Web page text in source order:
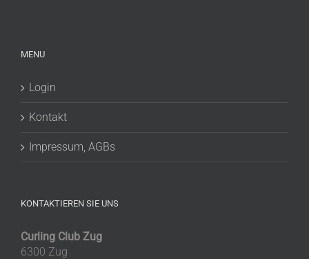
MENU
Login
Kontakt
Impressum, AGBs
KONTAKTIEREN SIE UNS
Curling Club Zug
6300 Zug